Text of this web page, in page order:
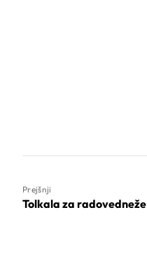
Prejšnji
Tolkala za radovedneže